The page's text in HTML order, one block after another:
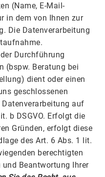
(Name, E-Mail-
in dem von Ihnen zur
Die Datenverarbeitung
Durchführung
(bspw. Beratung bei
dient oder einen
geschlossenen
auf
b DSGVO. Erfolgt die
Gründen, erfolgt diese
des Art. 6 Abs. 1 lit.
berechtigten
und Beantwortung Ihrer